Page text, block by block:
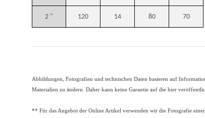
2 " 120 14 80 70
Abbildungen, Fotografien und technischen Daten basieren auf
Materialien zu ändern. Daher kann keine Garantie auf die hier
** Für das Angebot der Online Artikel verwenden wir die Fotografie